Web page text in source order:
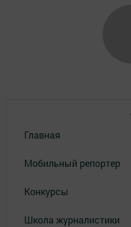
Главная
Мобильный репортер
Конкурсы
Школа журналистики